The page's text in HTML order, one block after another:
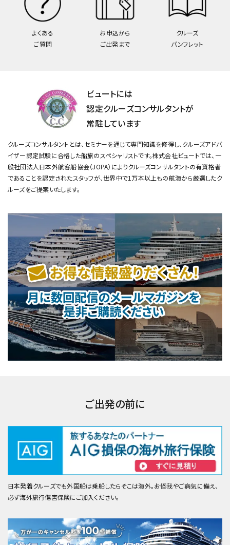
よくある
ご質問
お申込から
ご出発まで
クルーズ
パンフレット
ビュートには
認定クルーズコンサルタントが
常駐しています
クルーズコンサルタントとは、セミナーを通じて専門知識を修得し、クルーズアドバ
イザー認定試験に合格した船旅のスペシャリストです。株式会社ビュートでは、一
般社団法人日本外航客船協会（JOPA）によりクルーズコンサルタントの有資格者
であることを認定されたスタッフが、世界中で1万本以上もの航海から厳選したク
ルーズをご提案いたします。
ご出発の前に
日本発着クルーズでも外国船は乗船したらそこは海外。お怪我やご病気に備え、
必ず海外旅行傷害保険にご加入ください。